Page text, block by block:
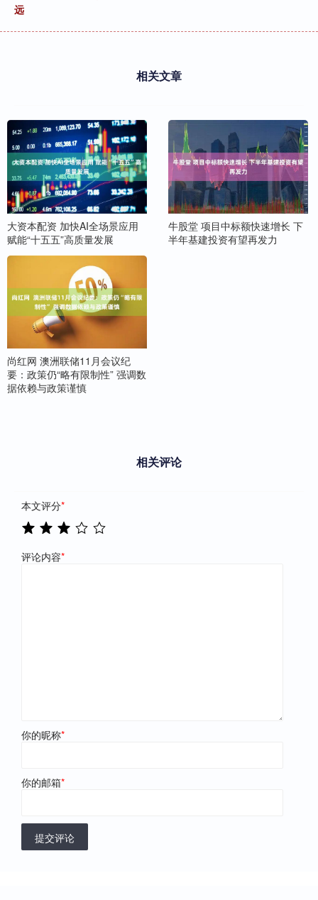
远
相关文章
大资本配资 加快AI全场景应用
赋能“十五五”高质量发展
牛股堂 项目中标额快速增长 下
半年基建投资有望再发力
尚红网 澳洲联储11月会议纪
要：政策仍“略有限制性” 强调数
据依赖与政策谨慎
相关评论
本文评分*
评论内容*
你的昵称*
你的邮箱*
提交评论